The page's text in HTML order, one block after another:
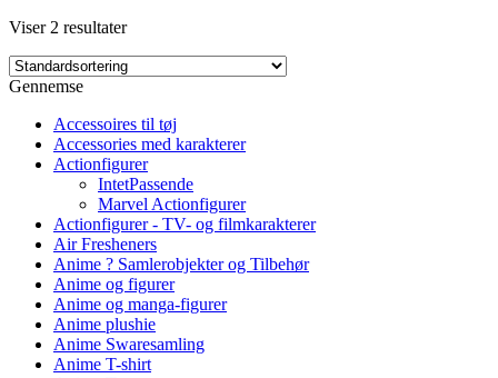
Viser 2 resultater
Gennemse
Accessoires til tøj
Accessories med karakterer
Actionfigurer
IntetPassende
Marvel Actionfigurer
Actionfigurer - TV- og filmkarakterer
Air Fresheners
Anime ? Samlerobjekter og Tilbehør
Anime og figurer
Anime og manga-figurer
Anime plushie
Anime Swaresamling
Anime T-shirt